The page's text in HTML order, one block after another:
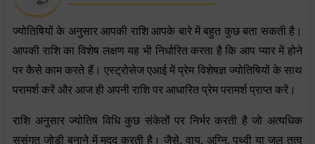
ज्योतिषियों के अनुसार आपकी राशि आपके बारे में बहुत कुछ बता सकती है।
आपकी राशि का विशेष लक्षण यह भी निर्धारित करता है कि आप प्यार में होने
पर कैसे काम करते हैं। एस्ट्रोसेज एआई में प्रेम विशेषज्ञ ज्योतिषियों के साथ
परामर्श करें और आज ही अपनी राशि पर आधारित प्रेम परामर्श प्राप्त करें।
राशि अनुसार ज्योतिष विधि कुछ संकेतों पर निर्भर करती है जो अत्यधिक
सुसंगत जोड़ी बनाने में मदद करती है। जैसे, वायु, अग्नि, पृथ्वी या जल तत्व